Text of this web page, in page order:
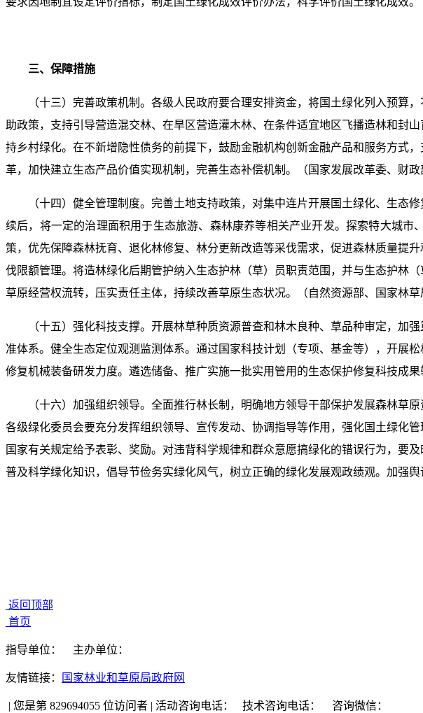
三、保障措施
（十三）完善政策机制。各级人民政府要合理安排资金，将国土绿化列入预
助政策，支持引导营造混交林、在旱区营造灌木林、在条件适宜地区飞播造林和封
持乡村绿化。在不新增隐性债务的前提下，鼓励金融机构创新金融产品和服务方式
革，加快建立生态产品价值实现机制，完善生态补偿机制。（国家发展改革委、财
（十四）健全管理制度。完善土地支持政策，对集中连片开展国土绿化、生
续后，将一定的治理面积用于生态旅游、森林康养等相关产业开发。探索特大城
策，优先保障森林抚育、退化林修复、林分更新改造等采伐需求，促进森林质量提
伐限额管理。将造林绿化后期管护纳入生态护林（草）员职责范围，并与生态护林
草原经营权流转，压实责任主体，持续改善草原生态状况。（自然资源部、国家林草
（十五）强化科技支撑。开展林草种质资源普查和林木良种、草品种审定，
准体系。健全生态定位观测监测体系。通过国家科技计划（专项、基金等），开展
修复机械装备研发力度。遴选储备、推广实施一批实用管用的生态保护修复科技成
（十六）加强组织领导。全面推行林长制，明确地方领导干部保护发展森林草
各级绿化委员会要充分发挥组织领导、宣传发动、协调指导等作用，强化国土绿化
国家有关规定给予表彰、奖励。对违背科学规律和群众意愿搞绿化的错误行为，要
普及科学绿化知识，倡导节俭务实绿化风气，树立正确的绿化发展观政绩观。加强
返回顶部
首页
指导单位： 主办单位：
友情链接： 国家林业和草原局政府网
| 您是第 829694055 位访问者 | 活动咨询电话： 技术咨询电话： 咨询微信：